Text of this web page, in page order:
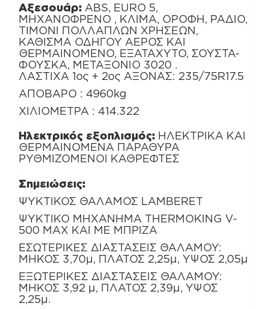
Αξεσουάρ: ABS, EURO 5,
ΜΗΧΑΝΟΦΡΕΝΟ , ΚΛΙΜΑ, ΟΡΟΦΗ, ΡΑΔΙΟ,
ΤΙΜΟΝΙ ΠΟΛΛΑΠΛΩΝ ΧΡΗΣΕΩΝ,
ΚΑΘΙΣΜΑ ΟΔΗΓΟΥ ΑΕΡΟΣ ΚΑΙ
ΘΕΡΜΑΙΝΟΜΕΝΟ, ΕΞΑΤΑΧΥΤΟ, ΣΟΥΣΤΑ-
ΦΟΥΣΚΑ, ΜΕΤΑΞΟΝΙΟ 3020 .
ΛΑΣΤΙΧΑ 1ος + 2ος ΑΞΟΝΑΣ: 235/75R17.5
ΑΠΟΒΑΡΟ : 4960kg
ΧΙΛΙΟΜΕΤΡΑ : 414.322
Ηλεκτρικός εξοπλισμός: ΗΛΕΚΤΡΙΚΑ ΚΑΙ
ΘΕΡΜΑΙΝΟΜΕΝΑ ΠΑΡΑΘΥΡΑ
ΡΥΘΜΙΖΟΜΕΝΟΙ ΚΑΘΡΕΦΤΕΣ
Σημειώσεις:
ΨΥΚΤΙΚΟΣ ΘΑΛΑΜΟΣ LAMBERET
ΨΥΚΤΙΚΟ ΜΗΧΑΝΗΜΑ THERMOKING V-
500 MAX ΚΑΙ ΜΕ ΜΠΡΙΖΑ
ΕΣΩΤΕΡΙΚΕΣ ΔΙΑΣΤΑΣΕΙΣ ΘΑΛΑΜΟΥ:
ΜΗΚΟΣ 3,70μ, ΠΛΑΤΟΣ 2,25μ, ΥΨΟΣ 2,05μ
ΕΞΩΤΕΡΙΚΕΣ ΔΙΑΣΤΑΣΕΙΣ ΘΑΛΑΜΟΥ:
ΜΗΚΟΣ 3,92 μ, ΠΛΑΤΟΣ 2,39μ, ΥΨΟΣ
2,25μ.